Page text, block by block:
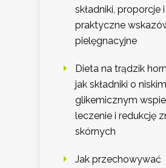
składniki, proporcje i
praktyczne
pielęgnacyjne
Dieta na trądzik
jak składniki o
glikemicznym
leczenie i redukcję
skórnych
Jak przechowywać